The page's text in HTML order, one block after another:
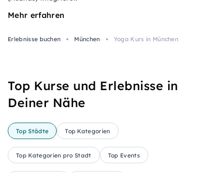
Mehr erfahren
Erlebnisse buchen München Yoga Kurs in München
Top Kurse und Erlebnisse in
Deiner Nähe
Top Städte Top Kategorien
Top Kategorien pro Stadt Top Events